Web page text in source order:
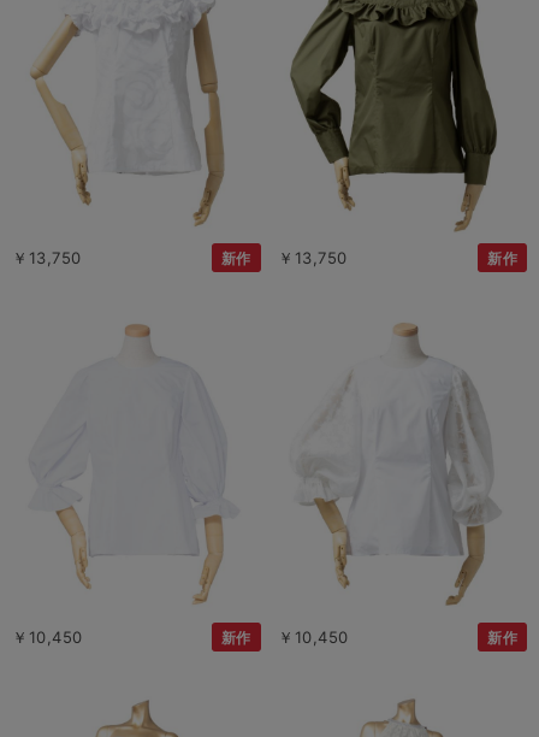
￥13,750 新作 ￥13,750 新作
￥10,450 新作 ￥10,450 新作